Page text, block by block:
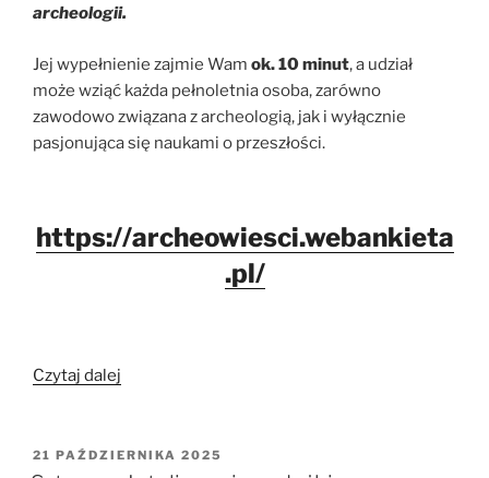
archeologii.
Jej wypełnienie zajmie Wam ok. 10 minut,a udział
może wziąć każda pełnoletnia osoba, zarówno
zawodowo związana z archeologią, jak i wyłącznie
pasjonująca się naukami o przeszłości.
https://archeowiesci.webankieta
.pl/
Czytaj dalej
służbie
OPUBLIKOWANE
W
21 PAŹDZIERNIKA 2025